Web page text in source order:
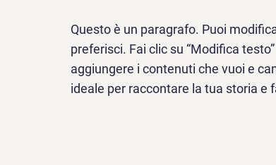
Questo è un paragrafo. Puoi
preferisci. Fai clic su “Modifica
aggiungere i contenuti che vuoi e
ideale per raccontare la tua storia e